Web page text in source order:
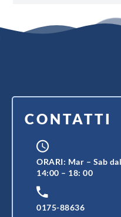
CONTATTI
ORARI: Mar – Sab
14:00 – 18: 00
0175-88636